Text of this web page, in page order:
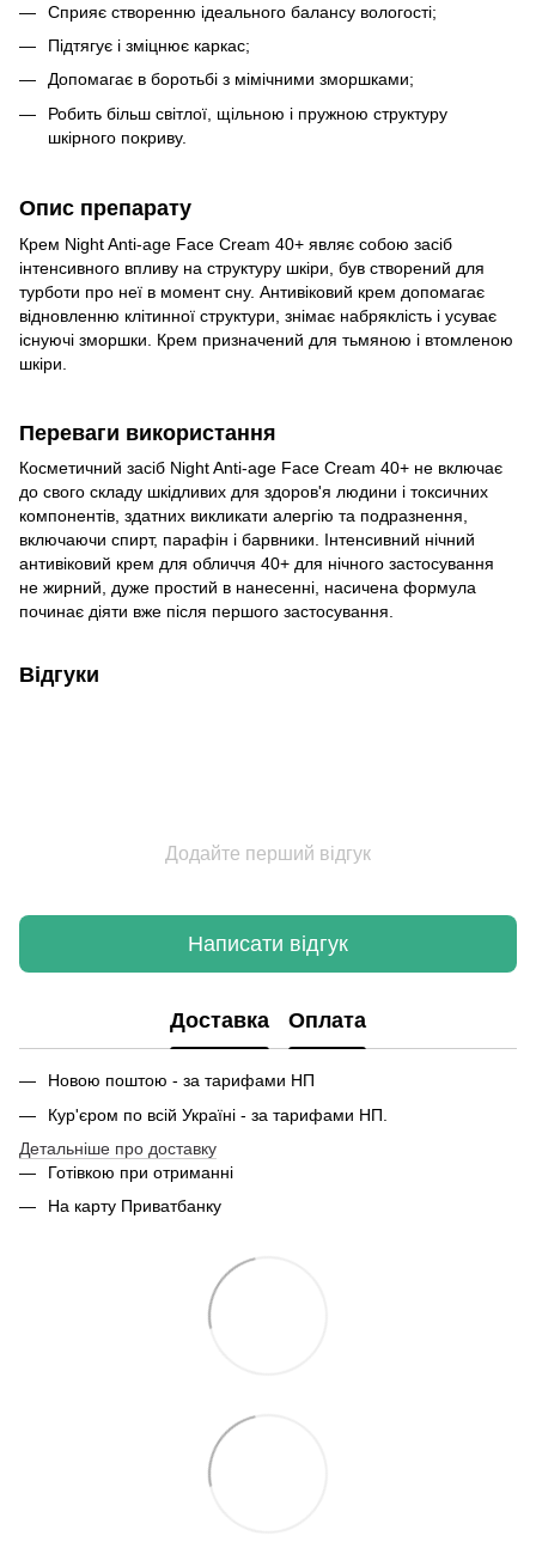
Сприяє створенню ідеального балансу вологості;
Підтягує і зміцнює каркас;
Допомагає в боротьбі з мімічними зморшками;
Робить більш світлої, щільною і пружною структуру
шкірного покриву.
Опис препарату
Крем Night Anti-age Face Cream 40+ являє собою засіб
інтенсивного впливу на структуру шкіри, був створений для
турботи про неї в момент сну. Антивіковий крем допомагає
відновленню клітинної структури, знімає набряклість і усуває
існуючі зморшки. Крем призначений для тьмяною і втомленою
шкіри.
Переваги використання
Косметичний засіб Night Anti-age Face Cream 40+ не включає
до свого складу шкідливих для здоров'я людини і токсичних
компонентів, здатних викликати алергію та подразнення,
включаючи спирт, парафін і барвники. Інтенсивний нічний
антивіковий крем для обличчя 40+ для нічного застосування
не жирний, дуже простий в нанесенні, насичена формула
починає діяти вже після першого застосування.
Відгуки
Додайте перший відгук
Написати відгук
Доставка Оплата
Новою поштою - за тарифами НП
Кур'єром по всій Україні - за тарифами НП.
Детальніше про доставку
Готівкою при отриманні
На карту Приватбанку